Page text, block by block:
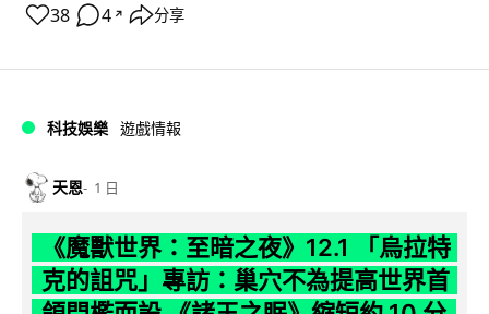
38 4 ↗ 分享
科技娛樂 遊戲情報
天恩 1 日
《魔獸世界：至暗之夜》12.1 「烏拉特
克的詛咒」專訪：巢穴不為提高世界首